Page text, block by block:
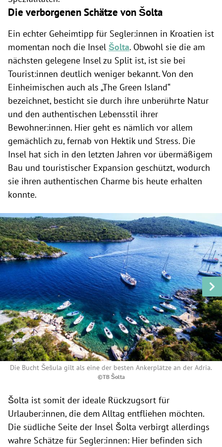
Die verborgenen Schätze von Šolta
Ein echter Geheimtipp für Segler:innen in Kroatien ist
momentan noch die Insel Šolta. Obwohl sie die am
nächsten gelegene Insel zu Split ist, ist sie bei
Tourist:innen deutlich weniger bekannt.Von den
Einheimischen auch als „The Green Island“
bezeichnet, besticht sie durch ihre unberührte Natur
und den authentischen Lebensstil ihrer
Bewohner:innen. Hier geht es nämlich vor allem
gemächlich zu, fernab von Hektik und Stress. Die
Insel hat sich in den letzten Jahren vor übermäßigem
Bau und touristischer Expansion geschützt, wodurch
sie ihren authentischen Charme bis heute erhalten
konnte.
Die Bucht Šešula gilt als eine der besten Ankerplätze an der Adria.
©TB Šolta
Šolta ist somit der ideale Rückzugsort für
Urlauber:innen, die dem Alltag entfliehen möchten.
Die südliche Seite der Insel Šolta verbirgt allerdings
wahre Schätze für Segler:innen: Hier befinden sich